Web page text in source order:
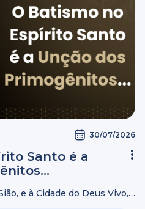
30/07/2026
Santo é a
e à Cidade do Deus Vivo,